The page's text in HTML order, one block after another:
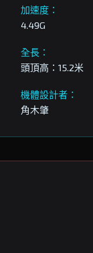
加速度：
4.49G
全長：
頭頂高：15.2米
機體設計者：
角木肇